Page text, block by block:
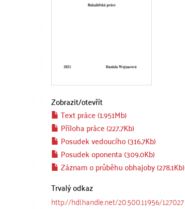
Zobrazit/otevřít
Text práce (1.951Mb)
Příloha práce (227.7Kb)
Posudek vedoucího (316.7Kb)
Posudek oponenta (309.0Kb)
Záznam o průběhu obhajoby (278.1Kb)
Trvalý odkaz
http://hdl.handle.net/20.500.11956/127027